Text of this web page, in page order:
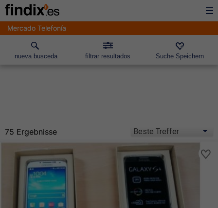
Mercado Telefonía
nueva busceda filtrar resultados Suche Speichern
75 Ergebnisse